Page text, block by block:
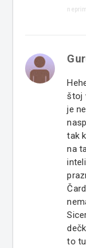
štoj
je
tak
na
to